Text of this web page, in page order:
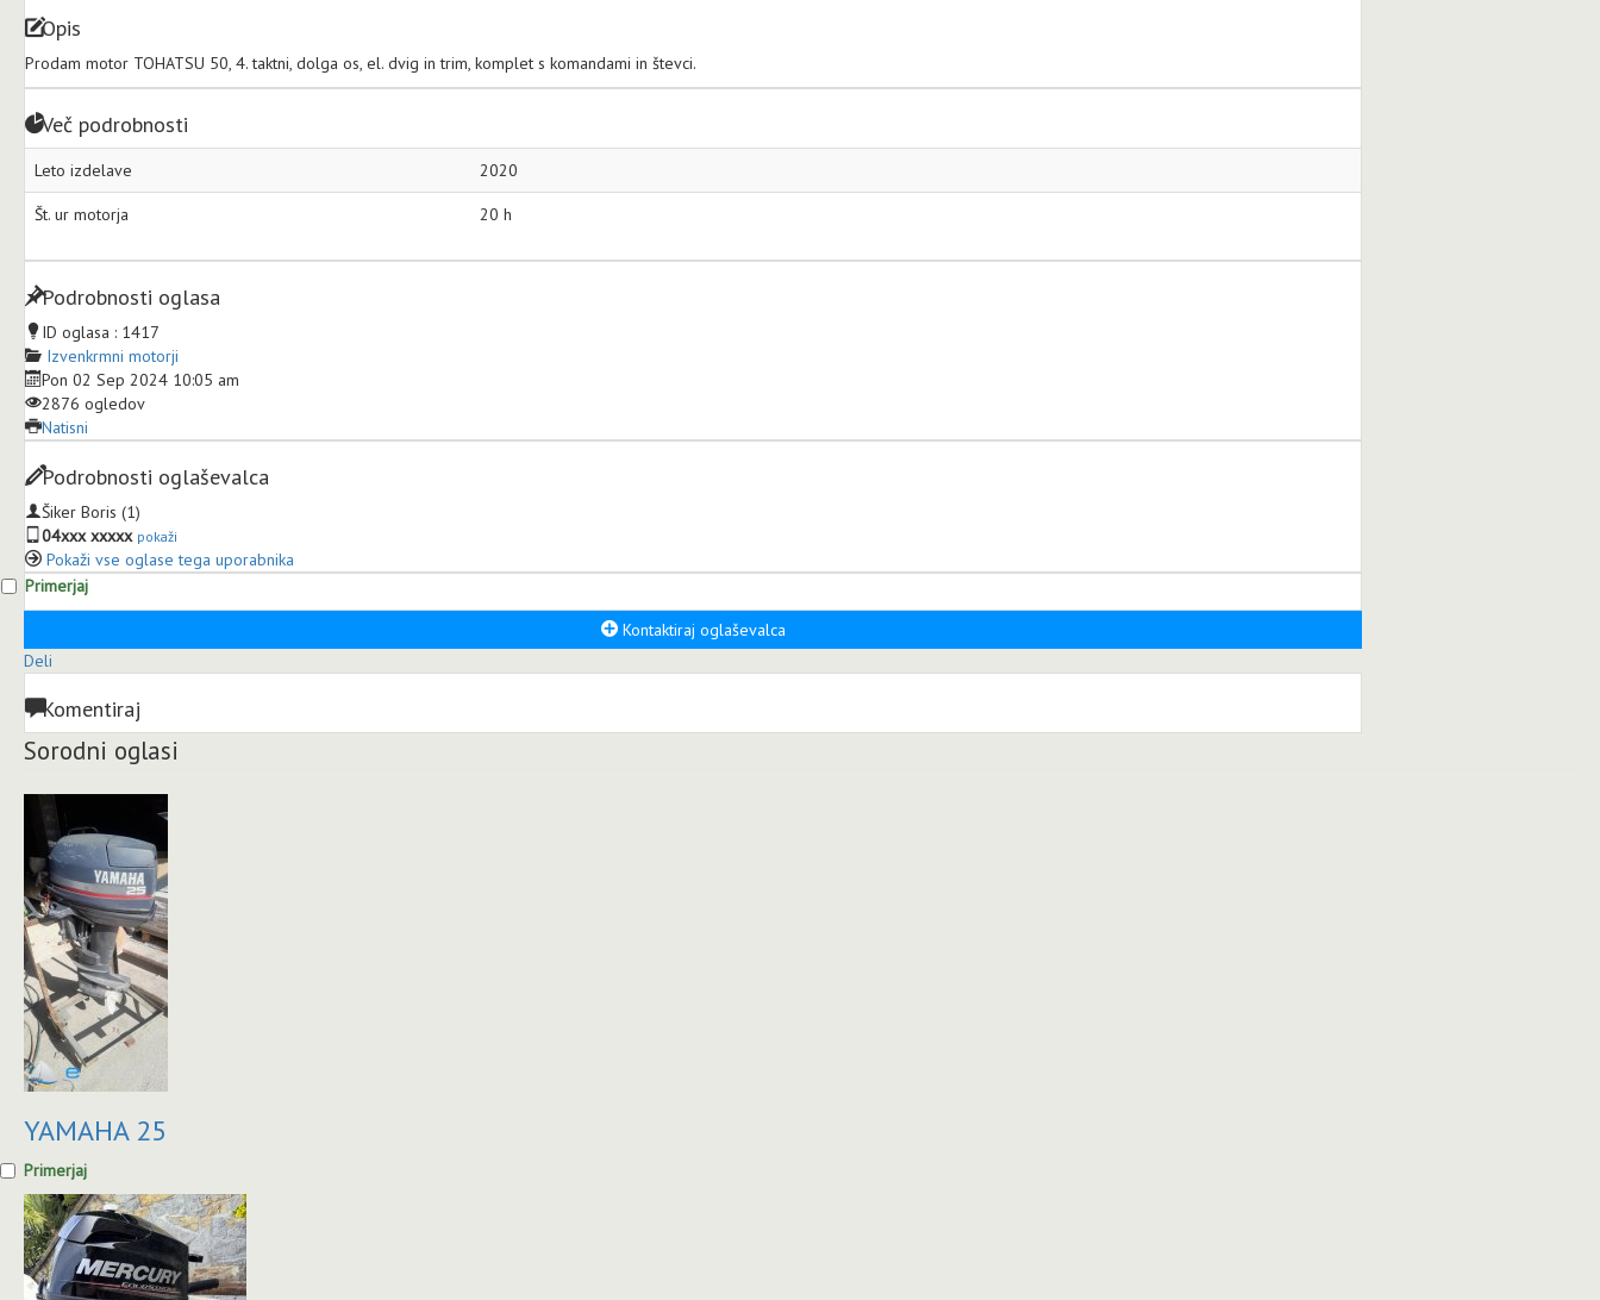
Opis
Prodam motor TOHATSU 50, 4. taktni, dolga os, el. dvig in trim, komplet s komandami in števci.
Več podrobnosti
Leto izdelave 2020
Št. ur motorja 20 h
Podrobnosti oglasa
ID oglasa : 1417
Izvenkrmni motorji
Pon 02 Sep 2024 10:05 am
2876 ogledov
Natisni
Podrobnosti oglaševalca
Šiker Boris (1)
04xxx xxxxx pokaži
Pokaži vse oglase tega uporabnika
Primerjaj
Kontaktiraj oglaševalca
Deli
Komentiraj
Sorodni oglasi
YAMAHA 25
Primerjaj